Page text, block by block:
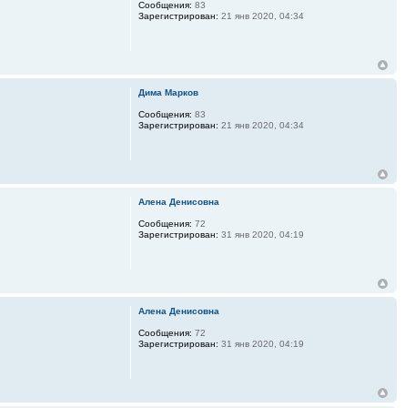
Сообщения: 83
Зарегистрирован: 21 янв 2020, 04:34
Дима Марков
Сообщения: 83
Зарегистрирован: 21 янв 2020, 04:34
Алена Денисовна
Сообщения: 72
Зарегистрирован: 31 янв 2020, 04:19
Алена Денисовна
Сообщения: 72
Зарегистрирован: 31 янв 2020, 04:19